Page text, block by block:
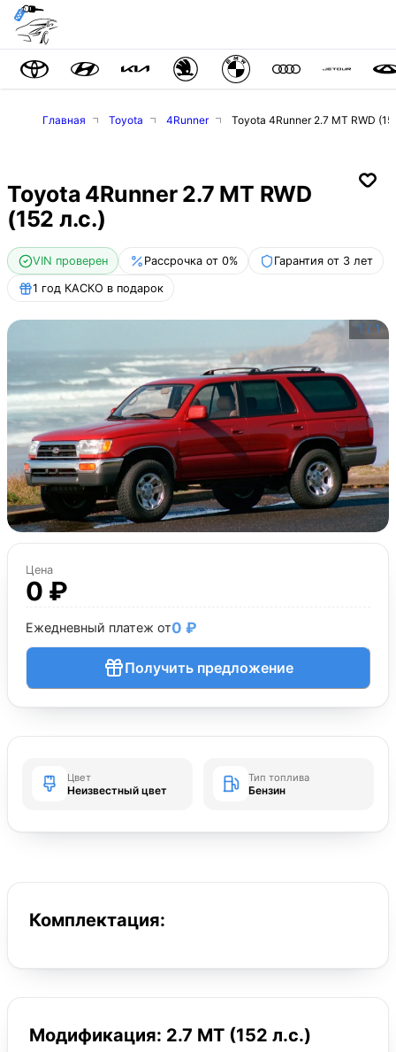
Главная Toyota 4Runner Toyota 4Runner 2.7 MT RWD
Toyota 4Runner 2.7 MT RWD
(152 л.с.)
VIN проверен Рассрочка от 0% Гарантия от 3 лет
1 год КАСКО в подарок
1 / 1
Цена
0 ₽
Ежедневный платеж от0 ₽
Получить предложение
Цвет
Неизвестный цвет
Тип топлива
Бензин
Комплектация:
Модификация: 2.7 MT (152 л.с.)